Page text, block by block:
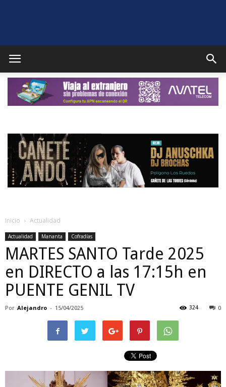
Puente
Genil
Noticias
Inicio Actualidad
Actualidad Mananta Cofradías
MARTES SANTO Tarde 2025
en DIRECTO a las 17:15h en
PUENTE GENIL TV
Por Alejandro - 15/04/2025 0
324